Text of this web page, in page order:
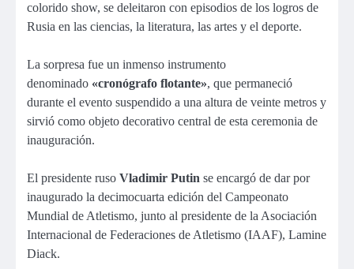
colorido show, se deleitaron con episodios de los logros de
Rusia en las ciencias, la literatura, las artes y el deporte.
La sorpresa fue un inmenso instrumento
denominado «cronógrafo flotante», que permaneció
durante el evento suspendido a una altura de veinte metros y
sirvió como objeto decorativo central de esta ceremonia de
inauguración.
El presidente ruso Vladimir Putin se encargó de dar por
inaugurado la decimocuarta edición del Campeonato
Mundial de Atletismo, junto al presidente de la Asociación
Internacional de Federaciones de Atletismo (IAAF), Lamine
Diack.